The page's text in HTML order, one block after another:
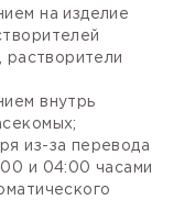
на изделие
растворители
внутрь
из-за перевода
и 04:00 часами